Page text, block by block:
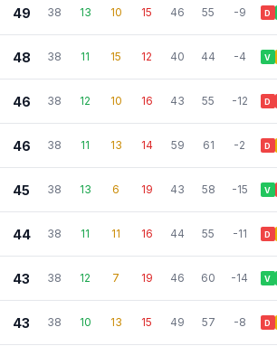
49 38 13 10 15 46 55 -9 D
48 38 11 15 12 40 44 -4 V
46 38 12 10 16 43 55 -12 D
46 38 11 13 14 59 61 -2 D
45 38 13 6 19 43 58 -15 V
44 38 11 11 16 44 55 -11 D
43 38 12 7 19 46 60 -14 V
43 38 10 13 15 49 57 -8 D